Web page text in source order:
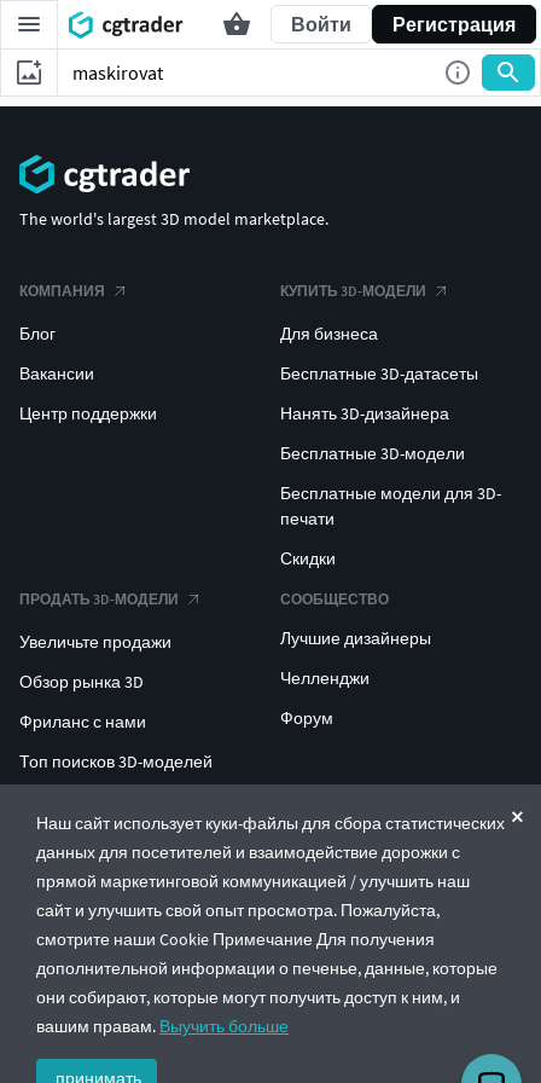
Войти Регистрация
Наш сайт использует куки-файлы для сбора статистических
данных для посетителей и взаимодействие дорожки с
прямой маркетинговой коммуникацией / улучшить наш
сайт и улучшить свой опыт просмотра. Пожалуйста,
смотрите наши Cookie Примечание Для получения
дополнительной информации о печенье, данные, которые
они собирают, которые могут получить доступ к ним, и
вашим правам. Выучить больше
принимать
The world's largest 3D model marketplace.
КОМПАНИЯ
Блог
Вакансии
Центр поддержки
КУПИТЬ 3D-МОДЕЛИ
Для бизнеса
Бесплатные 3D-датасеты
Нанять 3D-дизайнера
Бесплатные 3D-модели
Бесплатные модели для 3D-
печати
Скидки
ПРОДАТЬ 3D-МОДЕЛИ
Увеличьте продажи
Обзор рынка 3D
Фриланс с нами
Топ поисков 3D-моделей
СООБЩЕСТВО
Лучшие дизайнеры
Челленджи
Форум
ENTERPRISE 3D AT SCALE
© CGTrader 2011-2026
UAB CGTrader, Antakalnio st. 17, Vilnius, Lithuania
Правила и условияПолитика конфиденциальности
🇷🇺 Русский